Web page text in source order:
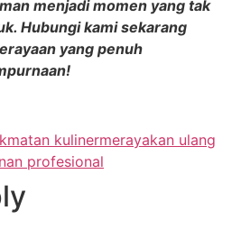
menjadi momen yang tak
Hubungi kami sekarang
yang penuh
kulinermerayakan ulang
profesional